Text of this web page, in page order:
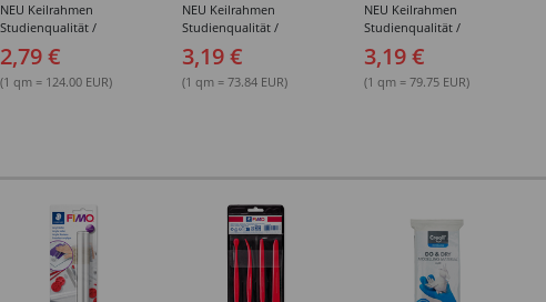
NEU Keilrahmen
Studienqualität /
Leinwand Basic,
mehrfach grundiert,
15x15 cm - Einzeln &
2,79 €
(1 qm = 124.00 EUR)
NEU Keilrahmen
Studienqualität /
Leinwand Basic,
mehrfach grundiert,
18x24 cm - Einzeln &
3,19 €
(1 qm = 73.84 EUR)
NEU Keilrahmen
Studienqualität /
Leinwand Basic,
mehrfach grundiert,
20x20 cm - Einzeln &
3,19 €
(1 qm = 79.75 EUR)